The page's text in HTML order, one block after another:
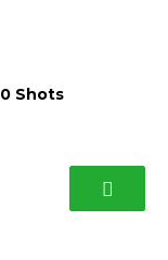
Shots